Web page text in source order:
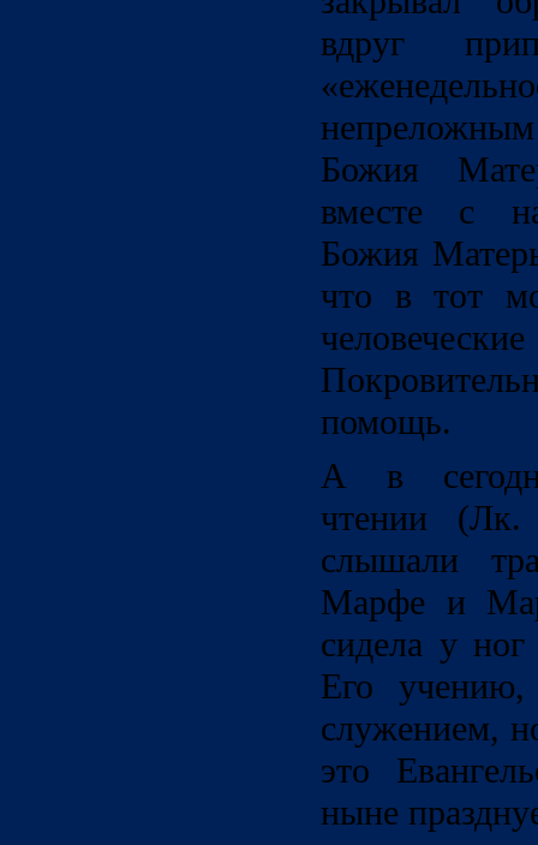
вдруг
Божия
вместе с
Божия
что в тот
помощь.
А в
чтении (Лк.
слышали
Марфе и
сидела у
Его
служением,
это
ныне